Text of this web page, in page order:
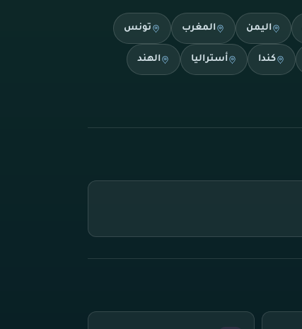
اليمن المغرب تونس
كندا أستراليا الهند